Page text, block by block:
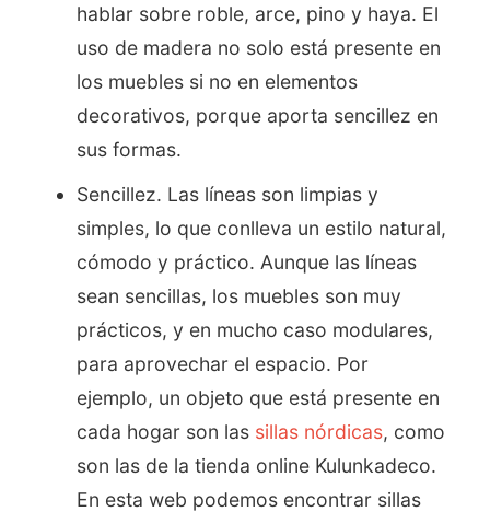
hablar sobre roble, arce, pino y haya. El
uso de madera no solo está presente en
los muebles si no en elementos
decorativos, porque aporta sencillez en
sus formas.
Sencillez. Las líneas son limpias y
simples, lo que conlleva un estilo natural,
cómodo y práctico. Aunque las líneas
sean sencillas, los muebles son muy
prácticos, y en mucho caso modulares,
para aprovechar el espacio. Por
ejemplo, un objeto que está presente en
cada hogar son las sillas nórdicas, como
son las de la tienda online Kulunkadeco.
En esta web podemos encontrar sillas